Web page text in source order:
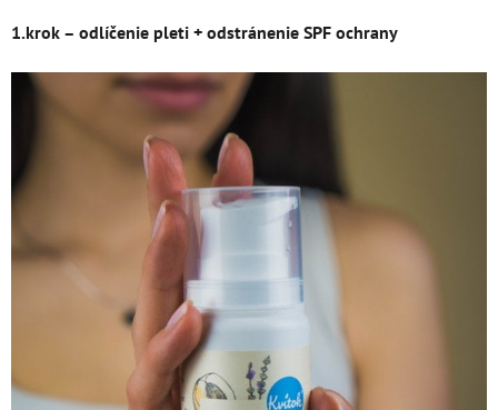
1.krok – odlíčenie pleti + odstránenie SPF ochrany